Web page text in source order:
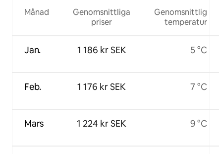
Månad
Jan.
Feb.
Mars
Genomsnittliga
priser
1 186 kr SEK
1 176 kr SEK
1 224 kr SEK
Genomsnittlig
temperatur
5 °C
7 °C
9 °C